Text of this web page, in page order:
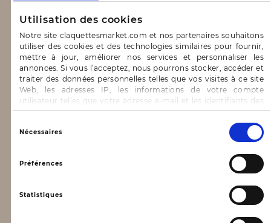
Utilisation des cookies
Notre site claquettesmarket.com et nos partenaires souhaitons
utiliser des cookies et des technologies similaires pour fournir,
mettre à jour, améliorer nos services et personnaliser les
annonces. Si vous l’acceptez, nous pourrons stocker, accéder et
traiter des données personnelles telles que vos visites à ce site
Web, les adresses IP, les informations de votre compte
utilisateur telles que votre adresse e-mail et les identifiants des
cookies.
Vous avez le choix d’« Accepter » pour consentir à ces
utilisations, de « Refuser » pour vous y opposer ou
de sélectionner vos préférences concernant chaque catégorie
de cookie en cliquant sur « Valider la sélection » pour valider vos
options. Vous pouvez à tout moment modifier vos préférences
Nécessaires
Préférences
Statistiques
Blog
CONTACT & AIDE
FAQ
Nous contacter
INFORMATIONS
Mentions légales
Données personnelles, vie privée